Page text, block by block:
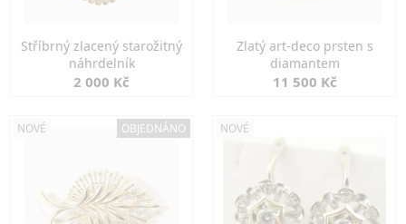
Stříbrný zlacený starožitný
náhrdelník
2 000 Kč
Zlatý art-deco prsten s
diamantem
11 500 Kč
NOVÉ OBJEDNÁNO NOVÉ